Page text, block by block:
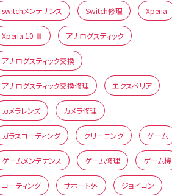
switchメンテナンス Switch修理 Xperia
Xperia 10 Ⅲ アナログスティック
アナログスティック交換
アナログスティック交換修理 エクスペリア
カメラレンズ カメラ修理
ガラスコーティング クリーニング ゲーム
ゲームメンテナンス ゲーム修理 ゲーム機
コーティング サポート外 ジョイコン